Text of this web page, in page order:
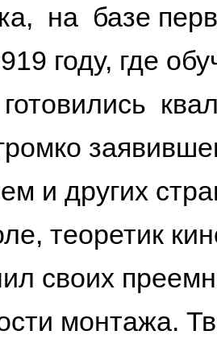
на базе
году, где
громко
и других
теоретик
своих
монтажа.